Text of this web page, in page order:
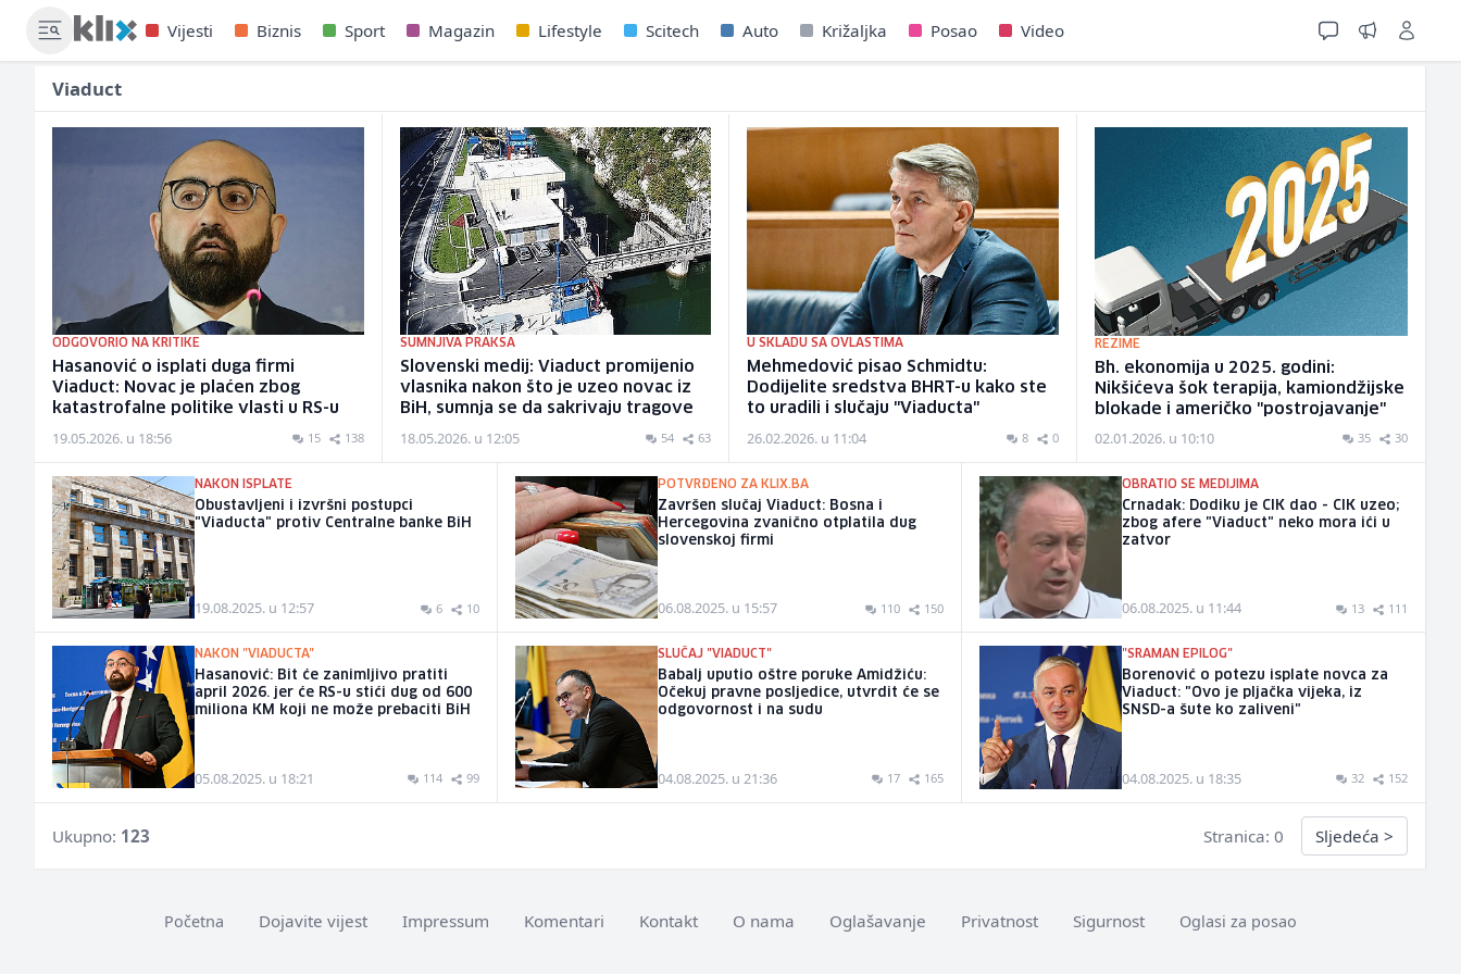
Vijesti Biznis Sport Magazin Lifestyle Scitech Auto Križaljka Posao Video
Viaduct
ODGOVORIO NA KRITIKE
Hasanović o isplati duga firmi
Viaduct: Novac je plaćen zbog
katastrofalne politike vlasti u RS-u
19.05.2026. u 18:56 15 138
SUMNJIVA PRAKSA
Slovenski medij: Viaduct promijenio
vlasnika nakon što je uzeo novac iz
BiH, sumnja se da sakrivaju tragove
18.05.2026. u 12:05 54 63
U SKLADU SA OVLASTIMA
Mehmedović pisao Schmidtu:
Dodijelite sredstva BHRT-u kako ste
to uradili i slučaju "Viaducta"
26.02.2026. u 11:04 8 0
REZIME
Bh. ekonomija u 2025. godini:
Nikšićeva šok terapija, kamiondžijske
blokade i američko "postrojavanje"
02.01.2026. u 10:10 35 30
NAKON ISPLATE
Obustavljeni i izvršni postupci
"Viaducta" protiv Centralne banke BiH
19.08.2025. u 12:57 6 10
POTVRĐENO ZA KLIX.BA
Završen slučaj Viaduct: Bosna i
Hercegovina zvanično otplatila dug
slovenskoj firmi
06.08.2025. u 15:57 110 150
OBRATIO SE MEDIJIMA
Crnadak: Dodiku je CIK dao - CIK uzeo;
zbog afere "Viaduct" neko mora ići u
zatvor
06.08.2025. u 11:44 13 111
NAKON "VIADUCTA"
Hasanović: Bit će zanimljivo pratiti
april 2026. jer će RS-u stići dug od 600
miliona KM koji ne može prebaciti BiH
05.08.2025. u 18:21 114 99
SLUČAJ "VIADUCT"
Babalj uputio oštre poruke Amidžiću:
Očekuj pravne posljedice, utvrdit će se
odgovornost i na sudu
04.08.2025. u 21:36 17 165
"SRAMAN EPILOG"
Borenović o potezu isplate novca za
Viaduct: "Ovo je pljačka vijeka, iz
SNSD-a šute ko zaliveni"
04.08.2025. u 18:35 32 152
Ukupno: 123 Stranica: 0 Sljedeća >
Početna Dojavite vijest Impressum Komentari Kontakt O nama Oglašavanje Privatnost Sigurnost Oglasi za posao